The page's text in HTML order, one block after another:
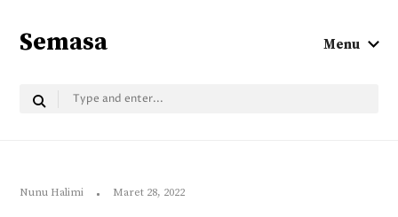
Semasa Menu
Nunu Halimi Maret 28, 2022